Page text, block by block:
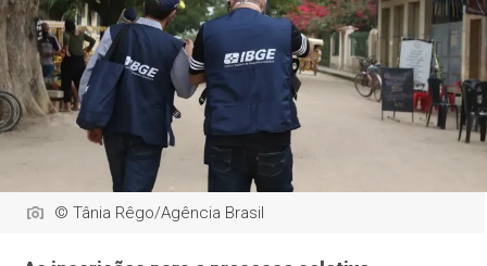
© Tânia Rêgo/Agência Brasil